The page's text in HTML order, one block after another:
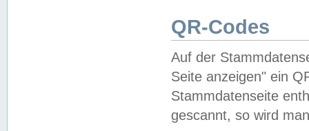
QR-Codes
Auf der
Seite anzeigen" ein
Stammdatenseite
gescannt, so wird